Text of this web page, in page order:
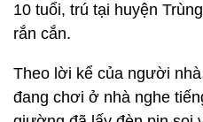
10 tuổi, trú tại huyện
rắn cắn.
Theo lời kể của người
đang chơi ở nhà nghe